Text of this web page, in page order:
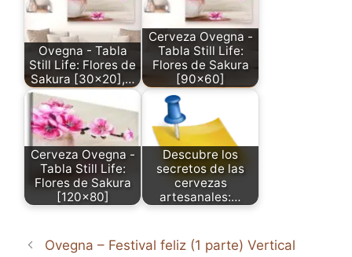
Ovegna - Tabla
Still Life: Flores de
Sakura [30x20],…
Cerveza Ovegna -
Tabla Still Life:
Flores de Sakura
[90x60]
Cerveza Ovegna -
Tabla Still Life:
Flores de Sakura
[120x80]
Descubre los
secretos de las
cervezas
artesanales:…
Ovegna – Festival feliz (1 parte) Vertical